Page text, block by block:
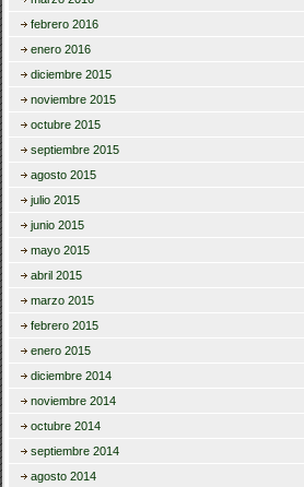
febrero 2016
enero 2016
diciembre 2015
noviembre 2015
octubre 2015
septiembre 2015
agosto 2015
julio 2015
junio 2015
mayo 2015
abril 2015
marzo 2015
febrero 2015
enero 2015
diciembre 2014
noviembre 2014
octubre 2014
septiembre 2014
agosto 2014